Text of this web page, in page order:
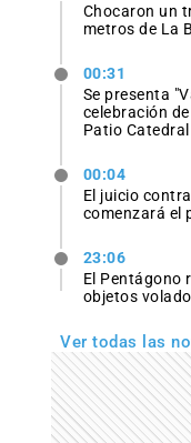
Chocaron un
metros de La
00:31
Se presenta
celebración
Patio Catedral
00:04
El juicio
comenzará el
23:06
El Pentágono
objetos
Ver todas las